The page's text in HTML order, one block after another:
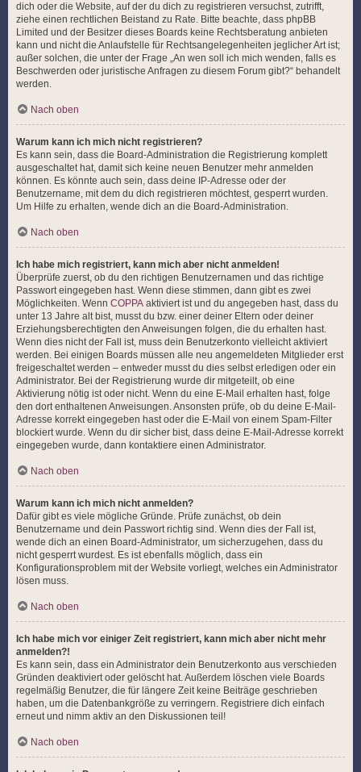
dich oder die Website, auf der du dich zu registrieren versuchst, zutrifft,
ziehe einen rechtlichen Beistand zu Rate. Bitte beachte, dass phpBB
Limited und der Besitzer dieses Boards keine Rechtsberatung anbieten
kann und nicht die Anlaufstelle für Rechtsangelegenheiten jeglicher Art ist;
außer solchen, die unter der Frage „An wen soll ich mich wenden, falls es
Beschwerden oder juristische Anfragen zu diesem Forum gibt?“ behandelt
werden.
Nach oben
Warum kann ich mich nicht registrieren?
Es kann sein, dass die Board-Administration die Registrierung komplett
ausgeschaltet hat, damit sich keine neuen Benutzer mehr anmelden
können. Es könnte auch sein, dass deine IP-Adresse oder der
Benutzername, mit dem du dich registrieren möchtest, gesperrt wurden.
Um Hilfe zu erhalten, wende dich an die Board-Administration.
Nach oben
Ich habe mich registriert, kann mich aber nicht anmelden!
Überprüfe zuerst, ob du den richtigen Benutzernamen und das richtige
Passwort eingegeben hast. Wenn diese stimmen, dann gibt es zwei
Möglichkeiten. Wenn COPPA aktiviert ist und du angegeben hast, dass du
unter 13 Jahre alt bist, musst du bzw. einer deiner Eltern oder deiner
Erziehungsberechtigten den Anweisungen folgen, die du erhalten hast.
Wenn dies nicht der Fall ist, muss dein Benutzerkonto vielleicht aktiviert
werden. Bei einigen Boards müssen alle neu angemeldeten Mitglieder erst
freigeschaltet werden – entweder musst du dies selbst erledigen oder ein
Administrator. Bei der Registrierung wurde dir mitgeteilt, ob eine
Aktivierung nötig ist oder nicht. Wenn du eine E-Mail erhalten hast, folge
den dort enthaltenen Anweisungen. Ansonsten prüfe, ob du deine E-Mail-
Adresse korrekt eingegeben hast oder die E-Mail von einem Spam-Filter
blockiert wurde. Wenn du dir sicher bist, dass deine E-Mail-Adresse korrekt
eingegeben wurde, dann kontaktiere einen Administrator.
Nach oben
Warum kann ich mich nicht anmelden?
Dafür gibt es viele mögliche Gründe. Prüfe zunächst, ob dein
Benutzername und dein Passwort richtig sind. Wenn dies der Fall ist,
wende dich an einen Board-Administrator, um sicherzugehen, dass du
nicht gesperrt wurdest. Es ist ebenfalls möglich, dass ein
Konfigurationsproblem mit der Website vorliegt, welches ein Administrator
lösen muss.
Nach oben
Ich habe mich vor einiger Zeit registriert, kann mich aber nicht mehr
anmelden?!
Es kann sein, dass ein Administrator dein Benutzerkonto aus verschieden
Gründen deaktiviert oder gelöscht hat. Außerdem löschen viele Boards
regelmäßig Benutzer, die für längere Zeit keine Beiträge geschrieben
haben, um die Datenbankgröße zu verringern. Registriere dich einfach
erneut und nimm aktiv an den Diskussionen teil!
Nach oben